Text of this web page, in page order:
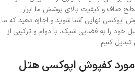
صاف و کیفیت بالای پوشش ما ابراز
اپوکسی نهایی آشنا شوید و اجازه دهید که ما
خود را به فضایی شیک، با دوام و ترکیبی از
کنیم.
مورد کفپوش اپوکسی هتل